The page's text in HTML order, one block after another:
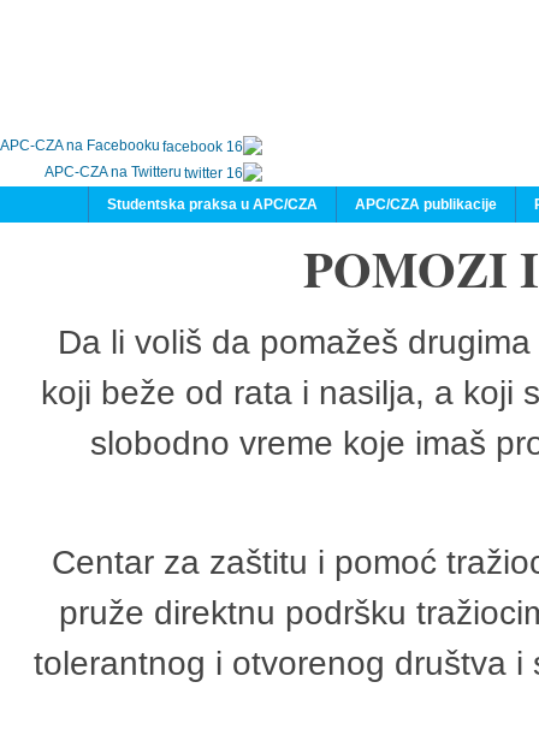
APC-CZA na Facebooku
APC-CZA na Twitteru
APC/CZA publikacije
Studentska praksa u APC/CZA
POMOZI
Da li voliš da pomažeš
koji beže od rata i nasilja, a koji
slobodno vreme koje imaš
Centar za zaštitu i pomoć
pruže direktnu podršku
tolerantnog i otvorenog društva